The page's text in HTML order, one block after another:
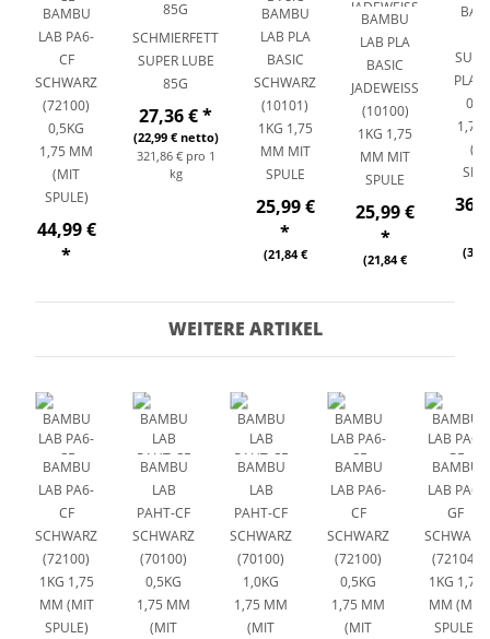
BAMBU
LAB PA6-
CF
SCHWARZ
(72100)
0,5KG
1,75 MM
(MIT
SPULE)
44,99 €
*
SCHMIERFETT
SUPER LUBE
85G
27,36 €*
(22,99 € netto)
321,86 € pro 1
kg
BAMBU
LAB PLA
BASIC
SCHWARZ
(10101)
1KG 1,75
MM MIT
SPULE
25,99 €
*
(21,84 €
BAMBU
LAB PLA
BASIC
JADEWEISS (
10100) 1
KG 1,75 M
M MIT S
PULE
25,99 €
*
(21,84 €
PLA/
1,75
WEITERE ARTIKEL
BAMBU
LAB PA6-
CF
SCHWARZ
(72100)
1KG 1,75
MM (MIT
SPULE)
BAMBU
LAB
PAHT-CF
SCHWARZ
(70100)
0,5KG
1,75 MM
(MIT
BAMBU
LAB
PAHT-CF
SCHWARZ
(70100)
1,0KG
1,75 MM
(MIT
BAMBU
LAB PA6-
CF
SCHWARZ
(72100)
0,5KG
1,75 MM
(MIT
BAMBU
LAB PA6-
GF
SCHWARZ
(72104)
1KG 1,75
MM (MIT
SPULE)